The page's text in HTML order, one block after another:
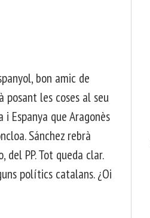
bon amic de
les coses al seu
Espanya que Aragonès
Sánchez rebrà
del PP. Tot queda clar.
polítics catalans. ¿Oi